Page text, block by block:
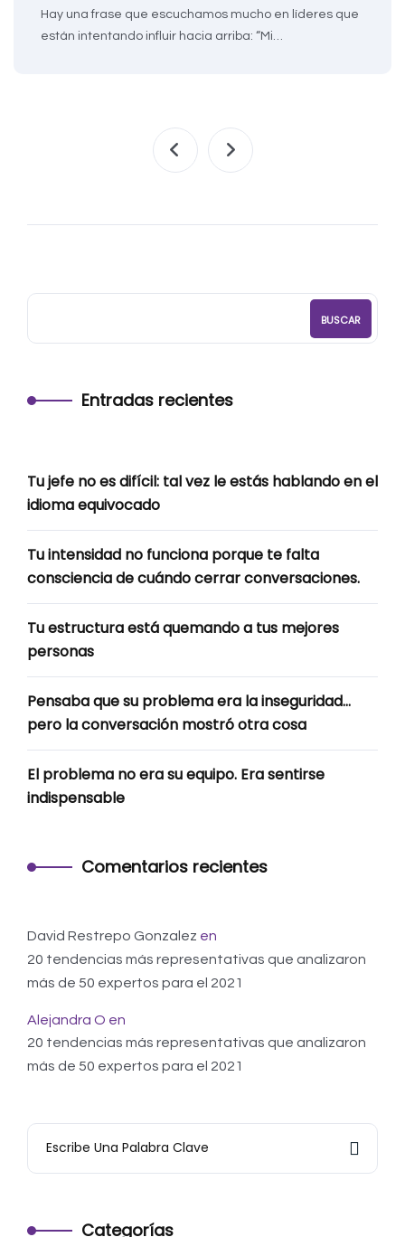
Hay una frase que escuchamos mucho en líderes que
están intentando influir hacia arriba: “Mi…
BUSCAR
Entradas recientes
Tu jefe no es difícil: tal vez le estás hablando en el
idioma equivocado
Tu intensidad no funciona porque te falta
consciencia de cuándo cerrar conversaciones.
Tu estructura está quemando a tus mejores
personas
Pensaba que su problema era la inseguridad…
pero la conversación mostró otra cosa
El problema no era su equipo. Era sentirse
indispensable
Comentarios recientes
David Restrepo Gonzalez en
20 tendencias más representativas que analizaron
más de 50 expertos para el 2021
Alejandra O en
20 tendencias más representativas que analizaron
más de 50 expertos para el 2021
Categorías